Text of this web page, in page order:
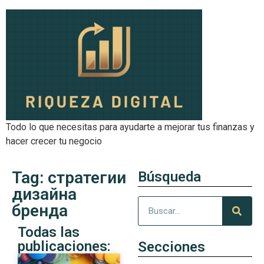
Todo lo que necesitas para ayudarte a mejorar tus finanzas y
hacer crecer tu negocio
Tag: стратегии
дизайна
бренда
Todas las
publicaciones:
Búsqueda
Secciones